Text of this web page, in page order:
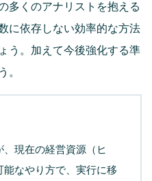
多くのアナリストを抱える
に依存しない効率的な方法
う。加えて今後強化する準
。
、現在の経営資源（ヒ
能なやり方で、実行に移